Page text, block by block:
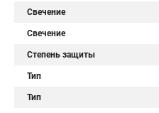
Свечение
Свечение
Степень защиты
Тип
Тип